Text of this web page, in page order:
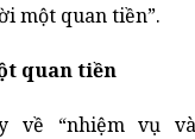
một quan tiền”.
quan tiền
về “nhiệm vụ